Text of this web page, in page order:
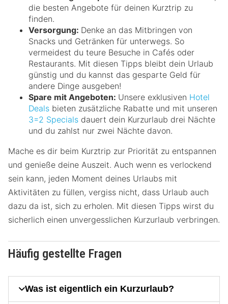
die besten Angebote für deinen Kurztrip zu
finden.
Versorgung: Denke an das Mitbringen von
Snacks und Getränken für unterwegs. So
vermeidest du teure Besuche in Cafés oder
Restaurants. Mit diesen Tipps bleibt dein Urlaub
günstig und du kannst das gesparte Geld für
andere Dinge ausgeben!
Spare mit Angeboten: Unsere exklusiven Hotel
Deals bieten zusätzliche Rabatte und mit unseren
3=2 Specials dauert dein Kurzurlaub drei Nächte
und du zahlst nur zwei Nächte davon.
Mache es dir beim Kurztrip zur Priorität zu entspannen
und genieße deine Auszeit. Auch wenn es verlockend
sein kann, jeden Moment deines Urlaubs mit
Aktivitäten zu füllen, vergiss nicht, dass Urlaub auch
dazu da ist, sich zu erholen. Mit diesen Tipps wirst du
sicherlich einen unvergesslichen Kurzurlaub verbringen.
Häufig gestellte Fragen
Was ist eigentlich ein Kurzurlaub?